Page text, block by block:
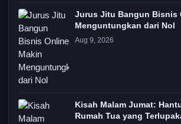
Jurus Jitu Bangun Bisnis
Menguntungkan dari Nol
Aug 9, 2026
Kisah Malam Jumat:
Rumah Tua yang